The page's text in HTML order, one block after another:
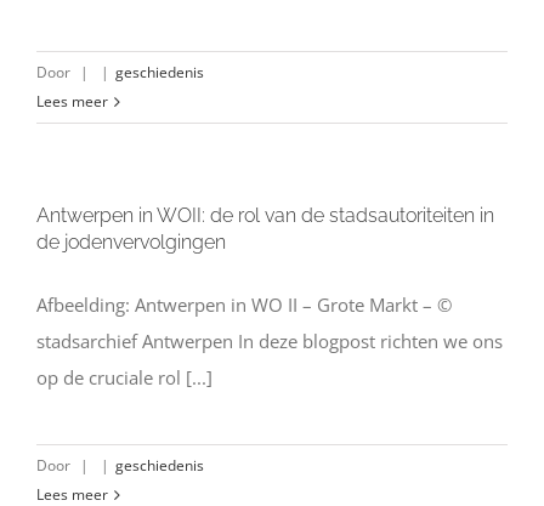
Door | | geschiedenis
Lees meer
Antwerpen in WOII: de rol van de stadsautoriteiten in
de jodenvervolgingen
Afbeelding: Antwerpen in WO II – Grote Markt – ©
stadsarchief Antwerpen In deze blogpost richten we ons
op de cruciale rol [...]
Door | | geschiedenis
Lees meer